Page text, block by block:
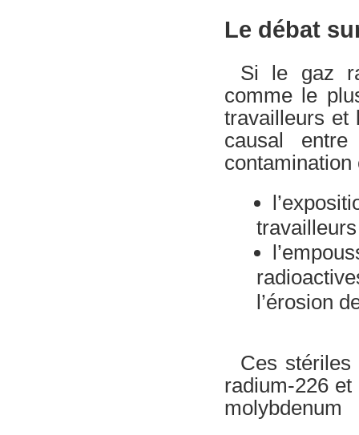
Le débat
Si le gaz
comme le
travailleurs et
causal
contamination
travailleurs
l’érosion
Ces stériles
radium-226
molybdenum